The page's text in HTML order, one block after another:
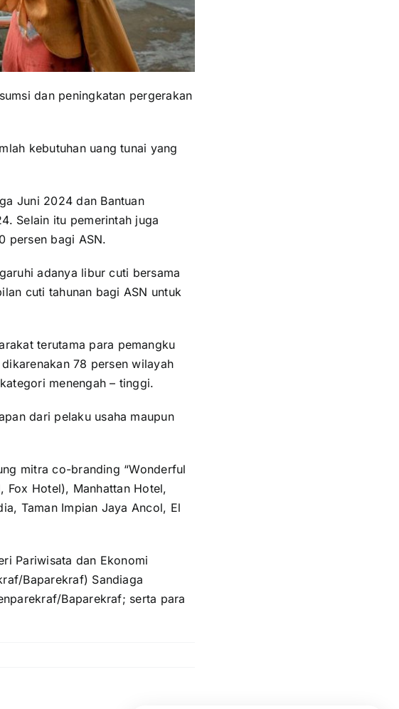
dan peningkatan pergerakan
kebutuhan uang tunai yang
Juni 2024 dan Bantuan
Selain itu pemerintah juga
persen bagi ASN.
adanya libur cuti bersama
cuti tahunan bagi ASN untuk
terutama para pemangku
78 persen wilayah
menengah – tinggi.
dari pelaku usaha maupun
mitra co-branding “Wonderful
Fox Hotel), Manhattan Hotel,
Taman Impian Jaya Ancol, El
Pariwisata dan Ekonomi
Baparekraf) Sandiaga
Baparekraf; serta para